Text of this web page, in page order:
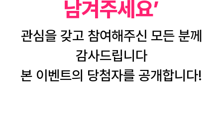
남겨주세요’
관심을 갖고 참여해주신 모든 분께
감사드립니다
본 이벤트의 당첨자를 공개합니다!